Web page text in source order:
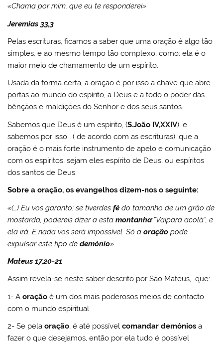
«Chama por mim, que eu te responderei»
Jeremias 33,3
Pelas escrituras, ficamos a saber que uma oração é algo tão
simples, e ao mesmo tempo tão complexo, como: ela é o
maior meio de chamamento de um espírito.
Usada da forma certa, a oração é por isso a chave que abre
portas ao mundo do espírito, a Deus e a todo o poder das
bênçãos e maldições do Senhor e dos seus santos.
Sabemos que Deus é um espírito, (S.João IV,XXIV), e
sabemos por isso , ( de acordo com as escrituras), que a
oração é o mais forte instrumento de apelo e comunicação
com os espíritos, sejam eles espírito de Deus, ou espíritos
dos santos de Deus.
Sobre a oração, os evangelhos dizem-nos o seguinte:
«(…) Eu vos garanto: se tiverdesfé do tamanho de um grão de
mostarda, podereis dizer a estamontanha:”Vaipara acolá”, e
ela irá. E nada vos será impossível. Só aoração pode
expulsar este tipo dedemónio»
Mateus 17,20-21
Assim revela-se neste saber descrito por São Mateus, que:
1- Aoraçãoé um dos mais poderosos meios de contacto
com o mundo espiritual
2- Se pelaoração, é até possívelcomandar demónios a
fazer o que desejamos, então por ela tudo é possível